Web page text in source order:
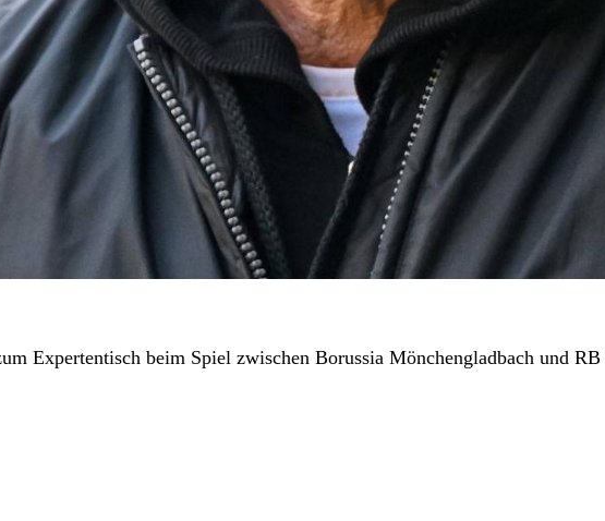
Expertentisch beim Spiel zwischen Borussia Mönchengladbach und